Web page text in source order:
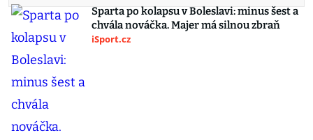
Sparta po kolapsu v Boleslavi: minus šest a
chvála nováčka. Majer má silnou zbraň
iSport.cz